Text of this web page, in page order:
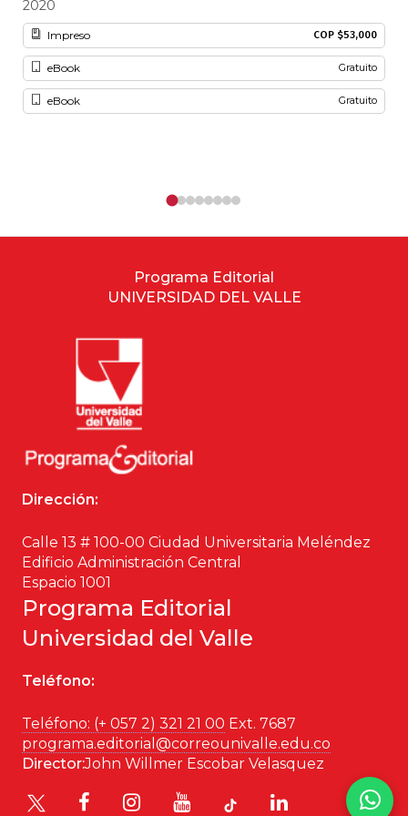
2020
Impreso COP $53,000
eBook Gratuito
eBook Gratuito
Programa Editorial
UNIVERSIDAD DEL VALLE
Dirección:
Calle 13 # 100-00 Ciudad Universitaria Meléndez
Edificio Administración Central
Espacio 1001
Programa Editorial
Universidad del Valle
Teléfono:
Teléfono: (+ 057 2) 321 21 00 Ext. 7687
programa.editorial@correounivalle.edu.co
Director:John Willmer Escobar Velasquez